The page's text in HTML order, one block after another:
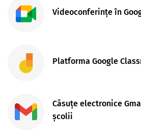
Videoconferințe în
Platforma Google
Căsuțe electronice
școlii